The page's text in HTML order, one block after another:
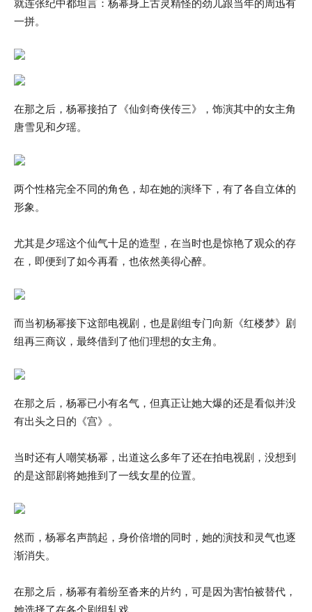
就连张纪中都坦言：杨幂身上古灵精怪的劲儿跟当年的周迅有
一拼。
在那之后，杨幂接拍了《仙剑奇侠传三》，饰演其中的女主角
唐雪见和夕瑶。
两个性格完全不同的角色，却在她的演绎下，有了各自立体的
形象。
尤其是夕瑶这个仙气十足的造型，在当时也是惊艳了观众的存
在，即便到了如今再看，也依然美得心醉。
而当初杨幂接下这部电视剧，也是剧组专门向新《红楼梦》剧
组再三商议，最终借到了他们理想的女主角。
在那之后，杨幂已小有名气，但真正让她大爆的还是看似并没
有出头之日的《宫》。
当时还有人嘲笑杨幂，出道这么多年了还在拍电视剧，没想到
的是这部剧将她推到了一线女星的位置。
然而，杨幂名声鹊起，身价倍增的同时，她的演技和灵气也逐
渐消失。
在那之后，杨幂有着纷至沓来的片约，可是因为害怕被替代，
她选择了在各个剧组轧戏。